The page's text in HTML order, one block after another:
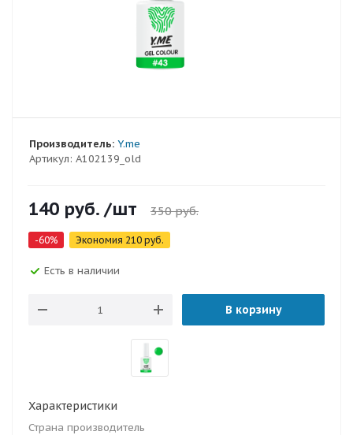
Артикул: A102139_old
Производитель: Y.me
140 руб. /шт 350руб.
-60% Экономия 210 руб.
Есть в наличии
В корзину
Характеристики
Страна производитель